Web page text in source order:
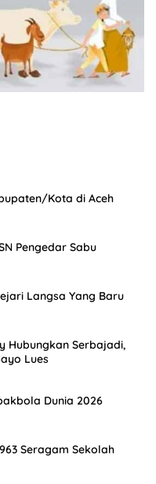
Kota di Aceh
Pengedar Sabu
Langsa Yang Baru
Hubungkan Serbajadi,
Lues
Dunia 2026
Seragam Sekolah